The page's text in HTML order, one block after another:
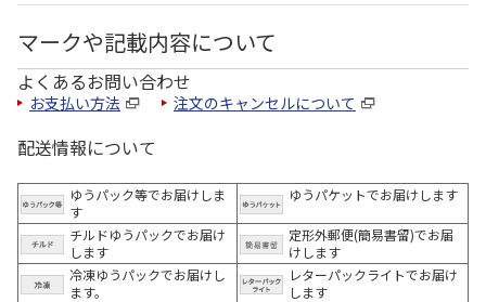
マークや記載内容について
よくあるお問い合わせ
お支払い方法 注文のキャンセルについて
配送情報について
ゆうパック等でお届けしま
す
ゆうパケットでお届けします
チルドゆうパックでお届け
します
定形外郵便(簡易書留)でお届
けします
冷凍ゆうパックでお届けし
ます。
レターパックライトでお届け
します